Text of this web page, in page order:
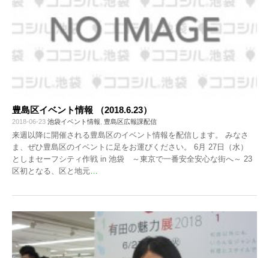
豊島区イベント情報 （2018.6.23）
2018-06-23 池袋イベント情報 豊島区広報課配信
来週以降に開催される豊島区のイベント情報を配信します。 みなさ
ま、ぜひ豊島区のイベントに足をお運びください。 6月 27日（水）
としまセーフシティ作戦 in 池袋 ～東京で一番安全安心な街へ～ 23
区初となる、区と地元